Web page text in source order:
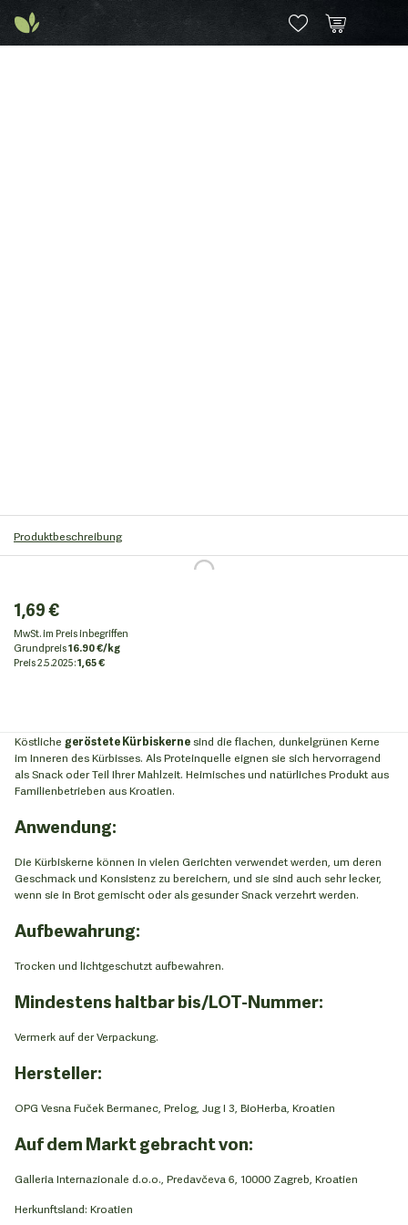
Produktbeschreibung
1,69 €
MwSt. im Preis inbegriffen
Grundpreis16.90 €/kg
Preis2.5.2025:1,65 €
Köstliche geröstete Kürbiskernesind die flachen, dunkelgrünen Kerne
im Inneren des Kürbisses. Als Proteinquelle eignen sie sich hervorragend
als Snack oder Teil Ihrer Mahlzeit. Heimisches und natürliches Produkt aus
Familienbetrieben aus Kroatien.
Anwendung:
Die Kürbiskerne können in vielen Gerichten verwendet werden, um deren
Geschmack und Konsistenz zu bereichern, und sie sind auch sehr lecker,
wenn sie in Brot gemischt oder als gesunder Snack verzehrt werden.
Aufbewahrung:
Trocken und lichtgeschutzt aufbewahren.
Mindestens haltbar bis/LOT-Nummer:
Vermerk auf der Verpackung.
Hersteller:
OPG Vesna Fuček Bermanec, Prelog, Jug I 3, BioHerba, Kroatien
Auf dem Markt gebracht von:
Galleria Internazionale d.o.o., Predavčeva 6, 10000 Zagreb, Kroatien
Herkunftsland: Kroatien